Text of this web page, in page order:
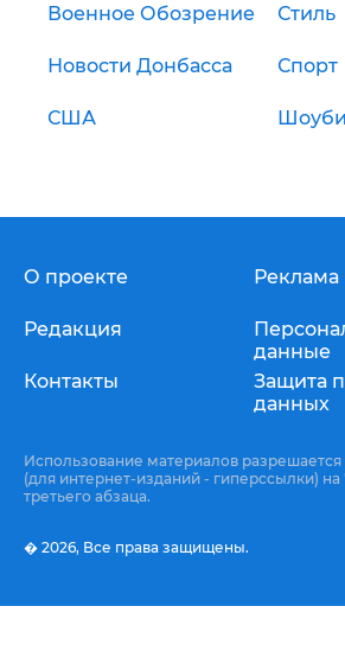
Военное Обозрение Стиль
Новости Донбасса Спорт
США
О проекте
Редакция
Контакты
Реклама
данные
Защита
данных
Использование материалов
(для интернет-изданий - гиперссылки) на
третьего абзаца.
� 2026, Все права защищены.